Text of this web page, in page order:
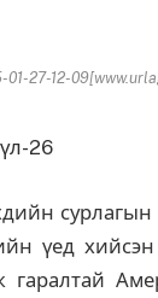
27-12-
үед хийсэн